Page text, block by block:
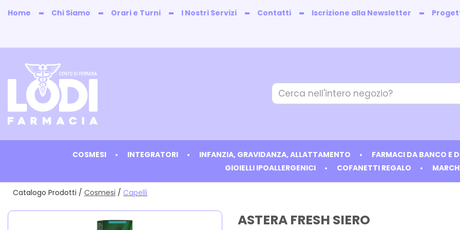
Home Chi Siamo Orari e Turni I Nostri Servizi Contatti Iscrizione alla Newsletter
Farmacia
Lodi
Cerca
Prodotto
COSMESI INTEGRATORI INFANZIA, GRAVIDANZA, ALLATTAMENTO FARMACI DA BANCO E
GIOIELLI IPOALLERGENICI
COFANETTI REGALO
Catalogo Prodotti / Cosmesi / Capelli
ASTERA FRESH SIERO